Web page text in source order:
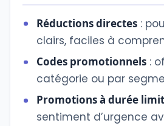
Réductions directes :
clairs, faciles à
Codes promotionnels :
catégorie ou par
Promotions à durée
sentiment d’urgence